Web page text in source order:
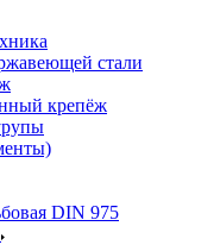
стали
крепёж
DIN 975